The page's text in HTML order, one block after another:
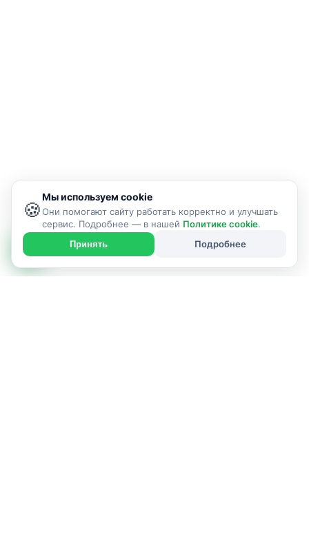
🍪
Мы используем cookie
Они помогают сайту работать корректно и улучшать
сервис. Подробнее — в нашей Политике cookie.
Принять Подробнее